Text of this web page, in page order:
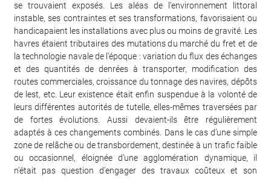
se trouvaient exposés. Les aléas de l’environnement littoral
instable, ses contraintes et ses transformations, favorisaient ou
handicapaient les installations avec plus ou moins de gravité. Les
havres étaient tributaires des mutations du marché du fret et de
la technologie navale de l’époque : variation du flux des échanges
et des quantités de denrées à transporter, modification des
routes commerciales, croissance du tonnage des navires, dépôts
de lest, etc. Leur existence était enfin suspendue à la volonté de
leurs différentes autorités de tutelle, elles-mêmes traversées par
de fortes évolutions. Aussi devaient-ils être régulièrement
adaptés à ces changements combinés. Dans le cas d’une simple
zone de relâche ou de transbordement, destinée à un trafic faible
ou occasionnel, éloignée d’une agglomération dynamique, il
n’était pas question d’engager des travaux coûteux et son